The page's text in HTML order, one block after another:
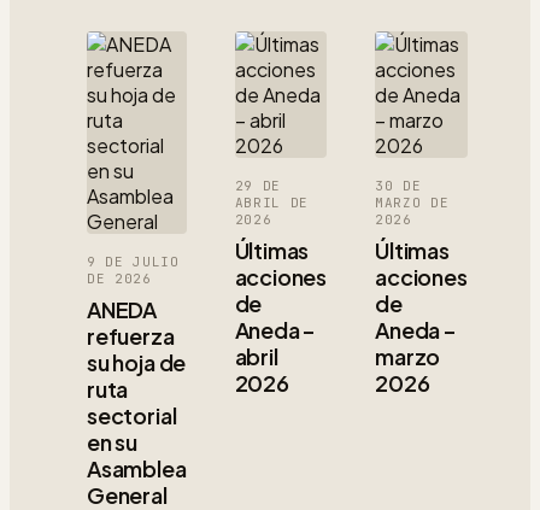
9 DE JULIO
DE 2026
ANEDA
refuerza
su hoja de
ruta
sectorial
en su
Asamblea
General
29 DE
ABRIL DE
2026
Últimas
acciones
de
Aneda –
abril
2026
30 DE
MARZO DE
2026
Últimas
acciones
de
Aneda –
marzo
2026